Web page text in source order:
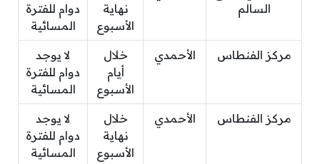
السالم
نهاية
الأسبوع
دوام للفترة
المسائية
مركز الفنطاس الأحمدي
خلال
أيام
الأسبوع
لا يوجد
دوام للفترة
المسائية
مركز الفنطاس الأحمدي
خلال
نهاية
الأسبوع
لا يوجد
دوام للفترة
المسائية